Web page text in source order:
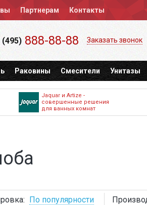
Партнерам Контакты
(495) 888-88-88 Заказать звонок
Раковины Смесители Унитазы
Jaquar и Artize -
совершенные решения
для ванных комнат
По популярности